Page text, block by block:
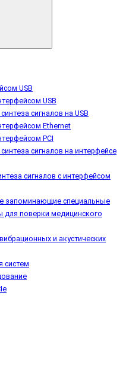
USB
USB
сигналов на USB
Ethernet
PCI
сигналов на интерфейсе
сигналов с интерфейсом
запоминающие специальные
поверки медицинского
и акустических
систем